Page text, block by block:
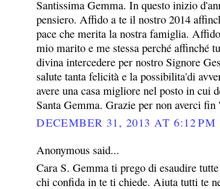
Santissima Gemma. In questo inizio
pensiero. Affido a te il nostro 2014
pace che merita la nostra famiglia.
mio marito e me stessa perché affinché
divina intercedere per nostro Signore
salute tanta felicità e la possibilita'di
avere una casa migliore nel posto in cui
Santa Gemma. Grazie per non averci fin
DECEMBER 31, 2013 AT 6:12 PM
Anonymous said...
Cara S. Gemma ti prego di esaudire
chi confida in te ti chiede. Aiuta tutti te